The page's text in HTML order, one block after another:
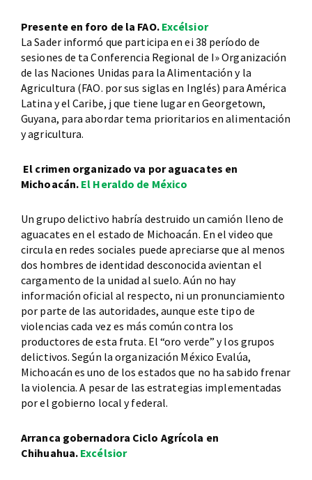
Presente en foro de la FAO. Excélsior
La Sader informó que participa en ei 38 período de
sesiones de ta Conferencia Regional de I» Organización
de las Naciones Unidas para la Alimentación y la
Agricultura (FAO. por sus siglas en Inglés) para América
Latina y el Caribe, j que tiene lugar en Georgetown,
Guyana, para abordar tema prioritarios en alimentación
y agricultura.
El crimen organizado va por aguacates en
Michoacán. El Heraldo de México
Un grupo delictivo habría destruido un camión lleno de
aguacates en el estado de Michoacán. En el video que
circula en redes sociales puede apreciarse que al menos
dos hombres de identidad desconocida avientan el
cargamento de la unidad al suelo. Aún no hay
información oficial al respecto, ni un pronunciamiento
por parte de las autoridades, aunque este tipo de
violencias cada vez es más común contra los
productores de esta fruta. El “oro verde” y los grupos
delictivos. Según la organización México Evalúa,
Michoacán es uno de los estados que no ha sabido frenar
la violencia. A pesar de las estrategias implementadas
por el gobierno local y federal.
Arranca gobernadora Ciclo Agrícola en
Chihuahua. Excélsior